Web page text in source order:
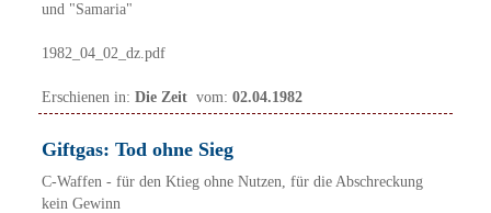
und "Samaria"
1982_04_02_dz.pdf
Erschienen in: Die Zeit vom: 02.04.1982
Giftgas: Tod ohne Sieg
C-Waffen - für den Ktieg ohne Nutzen, für die Abschreckung
kein Gewinn